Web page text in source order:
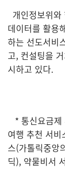
개인정보위
데이터를 활용
하는 선도서비
고, 컨설팅을
시하고 있다.
* 통신요금제
여행 추천 서
스(가톨릭중앙
딕), 약물비서